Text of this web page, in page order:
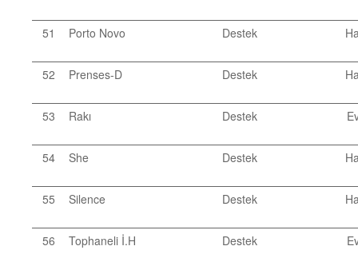
51 Porto Novo Destek
52 Prenses-D Destek
53 Rakı Destek
54 She Destek
55 Silence Destek
56 Tophaneli İ.H Destek